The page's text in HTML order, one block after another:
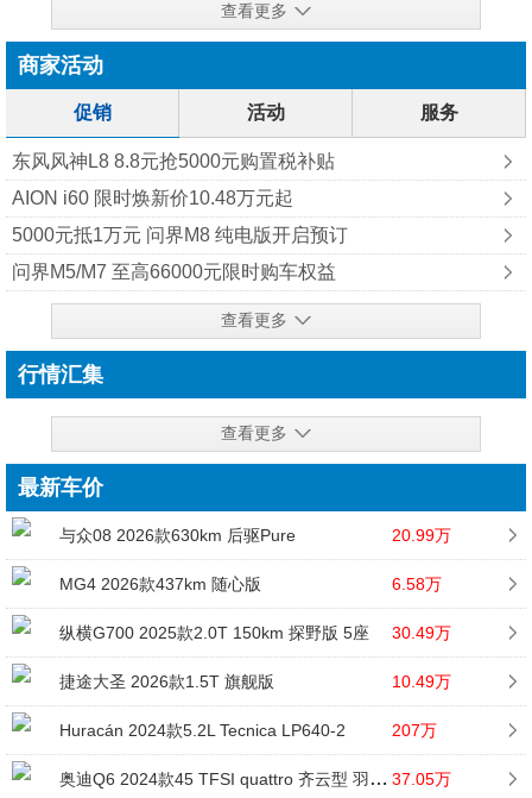
查看更多
商家活动
促销 活动 服务
东风风神L8 8.8元抢5000元购置税补贴
AION i60 限时焕新价10.48万元起
5000元抵1万元 问界M8 纯‮版电‬开启预订
问界M5/M7 至高66000元限时购车权益
查看更多
行情汇集
查看更多
最新车价
与众08 2026款630km 后驱Pure 20.99万
MG4 2026款437km 随心版 6.58万
纵横G700 2025款2.0T 150km 探野版 5座 30.49万
捷途大圣 2026款1.5T 旗舰版 10.49万
Huracán 2024款5.2L Tecnica LP640-2 207万
奥迪Q6 2024款45 TFSI quattro 齐云型 羽林套装 6座 37.05万